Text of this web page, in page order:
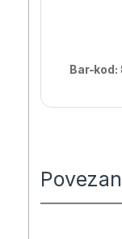
Bar-kod: